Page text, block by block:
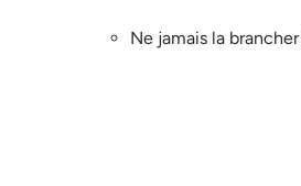
Ne jamais la